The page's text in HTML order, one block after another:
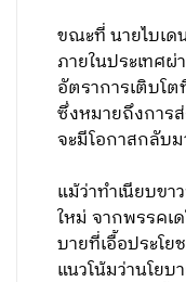
ขณะที่ นายไบเด
ภายในประเทศ
อัตราการเติบโ
ซึ่งหมายถึงการ
จะมีโอกาสกลับ
แม้ว่าทำเนียบข
ใหม่ จากพรรคเ
บายที่เอื้อประโ
แนวโน้มว่านโยบ